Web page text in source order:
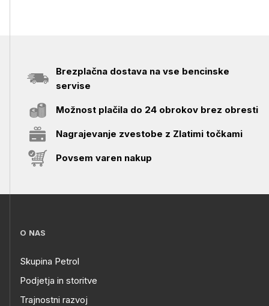
Brezplačna dostava na vse bencinske
servise
Možnost plačila do 24 obrokov brez obresti
Nagrajevanje zvestobe z Zlatimi točkami
Povsem varen nakup
O NAS
Skupina Petrol
Podjetja in storitve
Trajnostni razvoj